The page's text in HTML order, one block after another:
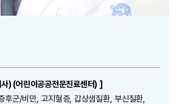
) (어린이공공전문진료센터) ]
후군/비만, 고지혈증, 갑상샘질환, 부신질환,